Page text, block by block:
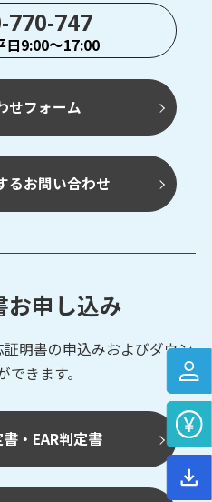
770-747
日9:00～17:00
せフォーム
るお問い合わせ
お申し込み
明書の申込みおよびダウン
きます。
・EAR判定書